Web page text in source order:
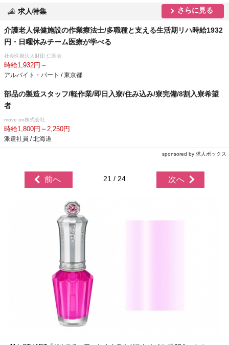
求人特集 さらに見る
介護老人保健施設の作業療法士/多職種と支える生活期リハ時給1932
円・日曜休みチーム医療が学べる
社会医療法人財団 仁医会
時給1,932円～
アルバイト・パート / 東京都
部品の製造スタッフ/軽作業/即日入寮/住み込み/寮完備/8割入寮希望
者
move on株式会社
時給1,800円～2,250円
派遣社員 / 北海道
sponsored by 求人ボックス
前へ 21 / 24 次へ